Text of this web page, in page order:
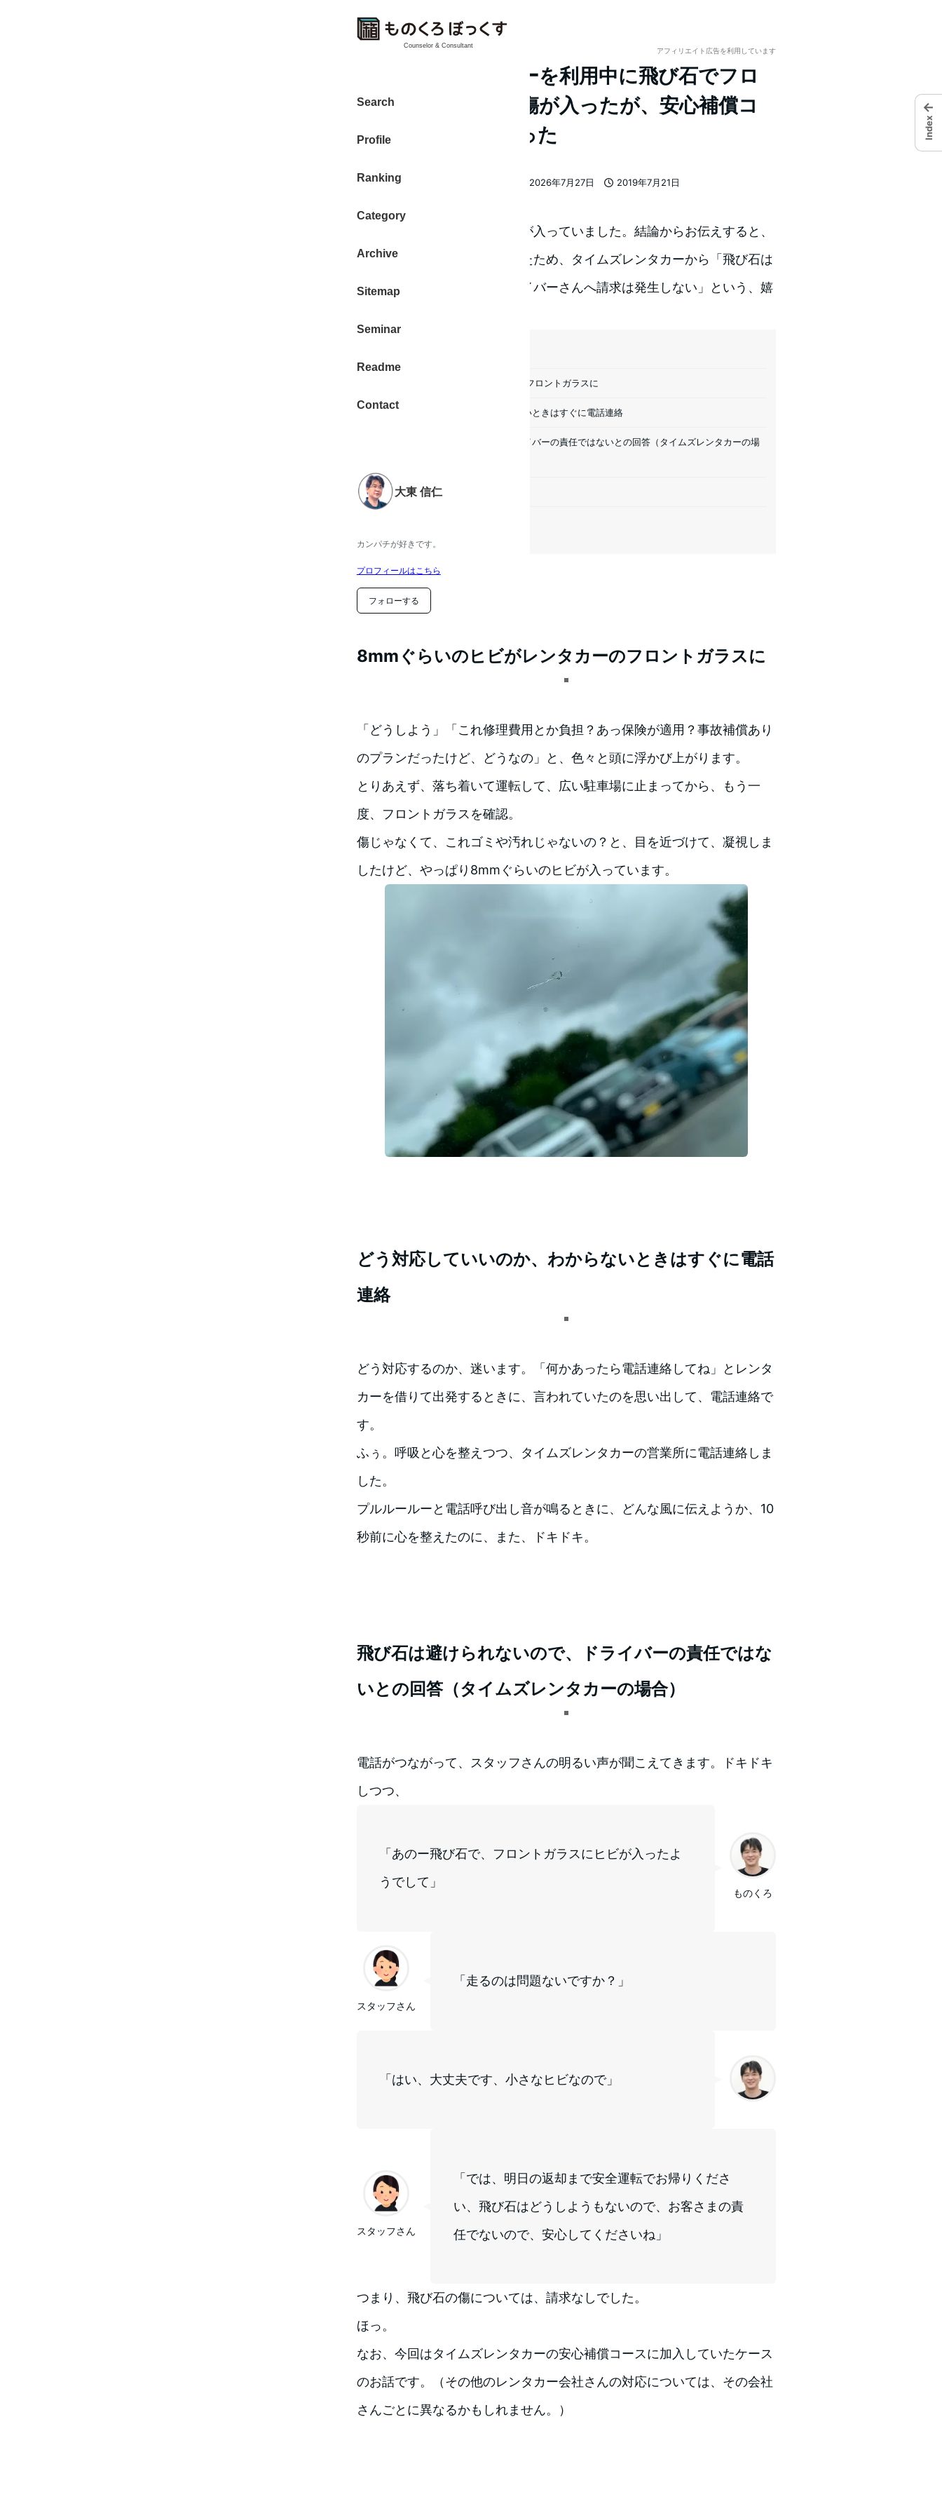
Counselor & Consultant
Search
Profile
Ranking
Category
Archive
Sitemap
Seminar
Readme
Contact
大東 信仁
カンパチが好きです。
プロフィールはこちら
フォローする
アフィリエイト広告を利用しています
タイムズレンタカーを利用中に飛び石でフロ
ントウィンドウに傷が入ったが、安心補償コ
ースで負担なしだった
2026年7月27日
2019年7月21日
者
大東 信仁（ものくろ）
飛び石でフロントガラスに傷が入っていました。結論からお伝えすると、
安心補償コース
に加入していたため、タイムズレンタカーから「飛び石は
どうしようもないので、ドライバーさんへ請求は発生しない」という、嬉
8mmぐらいのヒビがレンタカーのフロントガラスに
どう対応していいのか、わからないときはすぐに電話連絡
飛び石は避けられないので、ドライバーの責任ではないとの回答（タイムズレンタカーの場
借りたのは マツダ CX-5
8mmぐらいのヒビがレンタカーのフロントガラスに
「どうしよう」「これ修理費用とか負担？あっ保険が適用？事故補償あり
のプランだったけど、どうなの」と、色々と頭に浮かび上がります。
とりあえず、落ち着いて運転して、広い駐車場に止まってから、もう一
度、フロントガラスを確認。
傷じゃなくて、これゴミや汚れじゃないの？と、目を近づけて、凝視しま
したけど、やっぱり8mmぐらいのヒビが入っています。
どう対応していいのか、わからないときはすぐに電話
連絡
どう対応するのか、迷います。「何かあったら電話連絡してね」とレンタ
カーを借りて出発するときに、言われていたのを思い出して、電話連絡で
す。
ふぅ。呼吸と心を整えつつ、タイムズレンタカーの営業所に電話連絡しま
した。
プルルールーと電話呼び出し音が鳴るときに、どんな風に伝えようか、10
秒前に心を整えたのに、また、ドキドキ。
飛び石は避けられないので、ドライバーの責任ではな
いとの回答（タイムズレンタカーの場合）
電話がつながって、スタッフさんの明るい声が聞こえてきます。ドキドキ
しつつ、
ものくろ
「あのー飛び石で、フロントガラスにヒビが入ったよ
うでして」
スタッフさん
「走るのは問題ないですか？」
「はい、大丈夫です、小さなヒビなので」
スタッフさん
「では、明日の返却まで安全運転でお帰りくださ
い、飛び石はどうしようもないので、お客さまの責
任でないので、安心してくださいね」
つまり、飛び石の傷については、請求なしでした。
ほっ。
なお、今回はタイムズレンタカーの安心補償コースに加入していたケース
のお話です。（その他のレンタカー会社さんの対応については、その会社
さんごとに異なるかもしれません。）
←
Index